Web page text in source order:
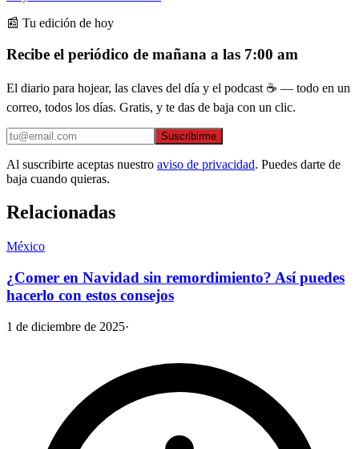
📰 Tu edición de hoy
Recibe el periódico de mañana a las 7:00 am
El diario para hojear, las claves del día y el podcast ☕ — todo en un
correo, todos los días. Gratis, y te das de baja con un clic.
Suscribirme
Al suscribirte aceptas nuestro aviso de privacidad. Puedes darte de
baja cuando quieras.
Relacionadas
México
¿Comer en Navidad sin remordimiento? Así puedes
hacerlo con estos consejos
1 de diciembre de 2025·